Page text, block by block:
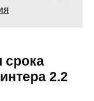
срока
2.2